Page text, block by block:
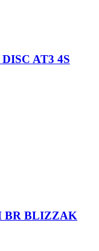
AT3 4S
BR BLIZZAK